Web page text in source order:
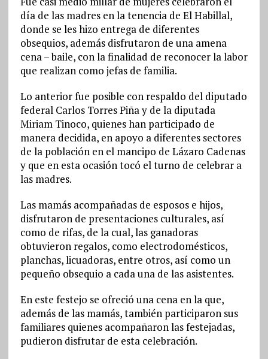
día de las madres en la tenencia de El Habillal,
donde se les hizo entrega de diferentes
obsequios, además disfrutaron de una amena
cena – baile, con la finalidad de reconocer la labor
que realizan como jefas de familia.
Lo anterior fue posible con respaldo del diputado
federal Carlos Torres Piña y de la diputada
Miriam Tinoco, quienes han participado de
manera decidida, en apoyo a diferentes sectores
de la población en el mancipo de Lázaro Cadenas
y que en esta ocasión tocó el turno de celebrar a
las madres.
Las mamás acompañadas de esposos e hijos,
disfrutaron de presentaciones culturales, así
como de rifas, de la cual, las ganadoras
obtuvieron regalos, como electrodomésticos,
planchas, licuadoras, entre otros, así como un
pequeño obsequio a cada una de las asistentes.
En este festejo se ofreció una cena en la que,
además de las mamás, también participaron sus
familiares quienes acompañaron las festejadas,
pudieron disfrutar de esta celebración.